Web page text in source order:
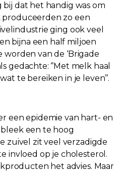
bij dat het handig was om
zo een
ging ook veel
bijna een half miljoen
van de ‘Brigade
gedachte: ‘’Met melk haal
te bereiken in je leven’’.
een epidemie van hart- en
een te hoog
zuivel zit veel verzadigde
invloed op je cholesterol.
het advies. Maar